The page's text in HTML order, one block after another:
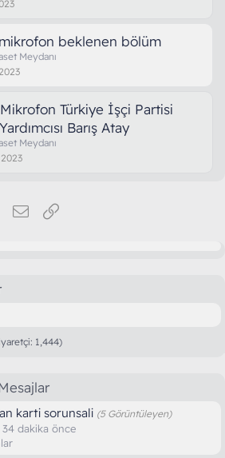
beklenen bölüm
Meydanı
Türkiye İşçi Partisi
Barış Atay
Meydanı
WhatsApp
E-posta
1,444)
karti sorunsali (5 Görüntüleyen)
34 dakika önce